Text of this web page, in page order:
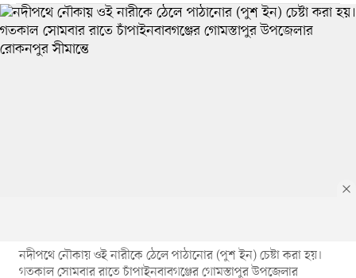
নদীপথে নৌকায় ওই নারীকে ঠেলে পাঠানোর (পুশ ইন) চেষ্টা করা হয়।
গতকাল সোমবার রাতে চাঁপাইনবাবগঞ্জের গোমস্তাপুর উপজেলার